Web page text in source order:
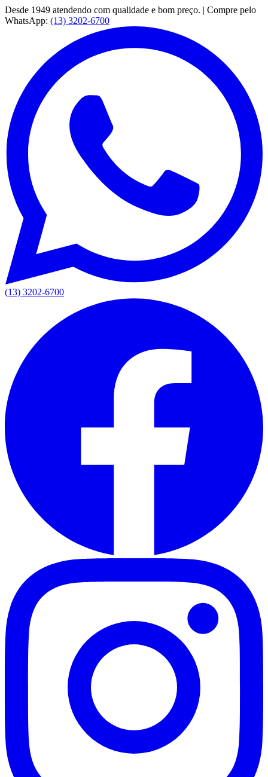
Desde 1949 atendendo com qualidade e bom preço. | Compre pelo
WhatsApp: (13) 3202-6700
(13) 3202-6700